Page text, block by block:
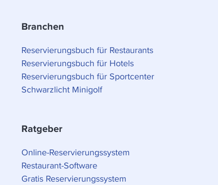
Branchen
Reservierungsbuch für Restaurants
Reservierungsbuch für Hotels
Reservierungsbuch für Sportcenter
Schwarzlicht Minigolf
Ratgeber
Online-Reservierungssystem
Restaurant-Software
Gratis Reservierungssystem